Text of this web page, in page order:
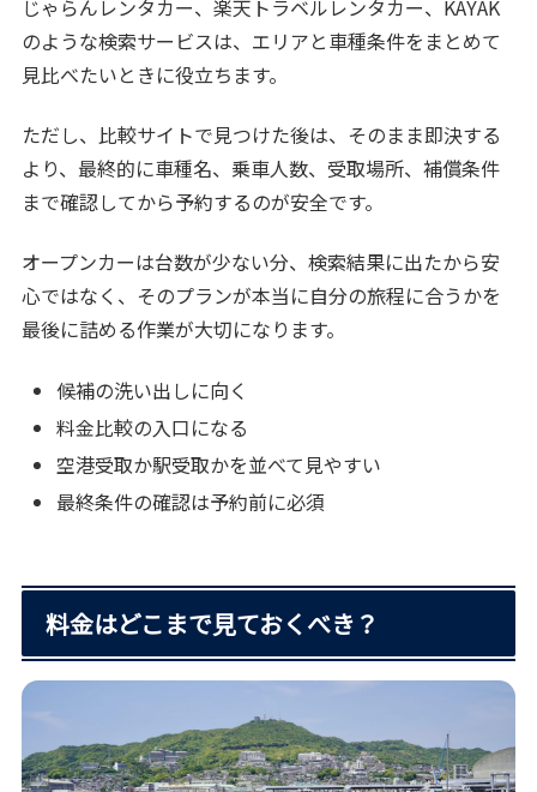
じゃらんレンタカー、楽天トラベルレンタカー、KAYAK
のような検索サービスは、エリアと車種条件をまとめて
見比べたいときに役立ちます。
ただし、比較サイトで見つけた後は、そのまま即決する
より、最終的に車種名、乗車人数、受取場所、補償条件
まで確認してから予約するのが安全です。
オープンカーは台数が少ない分、検索結果に出たから安
心ではなく、そのプランが本当に自分の旅程に合うかを
最後に詰める作業が大切になります。
候補の洗い出しに向く
料金比較の入口になる
空港受取か駅受取かを並べて見やすい
最終条件の確認は予約前に必須
料金はどこまで見ておくべき？